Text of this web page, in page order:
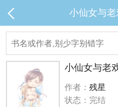
小仙女与
小仙女与老
作者： 残星
状态：完结